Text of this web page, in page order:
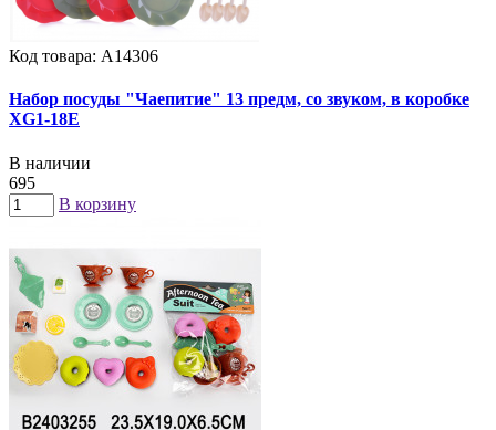
Код товара: А14306
Набор посуды "Чаепитие" 13 предм, со звуком, в коробке
XG1-18E
В наличии
695
В корзину